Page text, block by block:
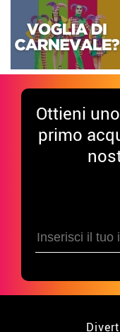
Ottieni
primo